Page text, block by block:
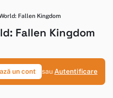
Fallen Kingdom
Fallen Kingdom
un cont sau Autentificare